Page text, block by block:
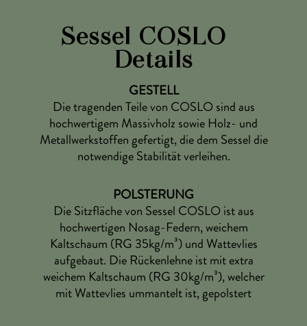
MUSTER BESTELLEN
das ist kostenlos & unverbindlich
Sessel COSLO –
Details
GESTELL
Die tragenden Teile von COSLO sind aus
hochwertigem Massivholz sowie Holz- und
Metallwerkstoffen gefertigt, die dem Sessel die
notwendige Stabilität verleihen.
POLSTERUNG
Die Sitzfläche von Sessel COSLO ist aus
hochwertigen Nosag-Federn, weichem
Kaltschaum (RG 35kg/m³) und Wattevlies
aufgebaut. Die Rückenlehne ist mit extra
weichem Kaltschaum (RG 30kg/m³), welcher
mit Wattevlies ummantelt ist, gepolstert